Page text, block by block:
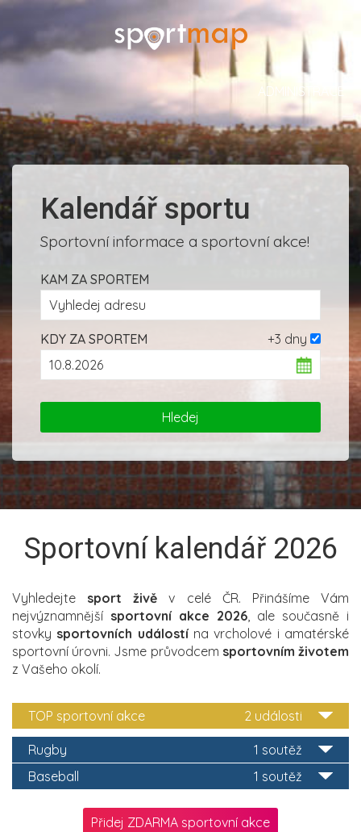
ADMINISTRACE
Kalendář sportu
Sportovní informace a sportovní akce!
KAM ZA SPORTEM
+3 dny
KDY ZA SPORTEM
Sportovní kalendář 2026
Vyhledejte sport živě v celé ČR. Přinášíme Vám
nejvýznamnější sportovní akce 2026, ale současně i
stovky sportovních událostína vrcholové i amatérské
sportovní úrovni. Jsme průvodcem sportovním životem
z Vašeho okolí.
2 události
TOP sportovní akce
1 soutěž
Rugby
1 soutěž
Baseball
Přidej ZDARMA sportovní akce